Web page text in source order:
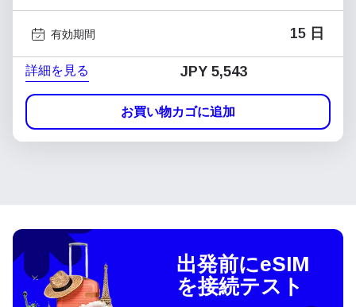
有効期間 15 日
詳細を見る JPY 5,543
お買い物カゴに追加
出発前にeSIM
を接続テスト